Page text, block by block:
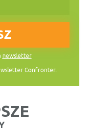
newsletter
Confronter.